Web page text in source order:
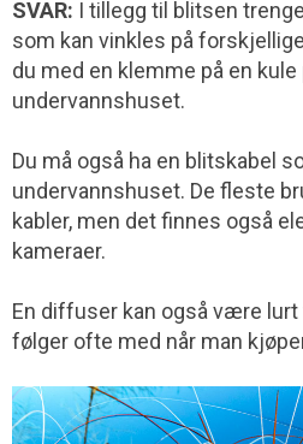
SVAR: I tillegg til blitsen
som kan vinkles på
du med en klemme på en kule
undervannshuset.
Du må også ha en blitskabel
undervannshuset. De fleste
kabler, men det finnes også
kameraer.
En diffuser kan også være
følger ofte med når man